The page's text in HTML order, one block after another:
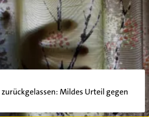
Mildes Urteil gegen